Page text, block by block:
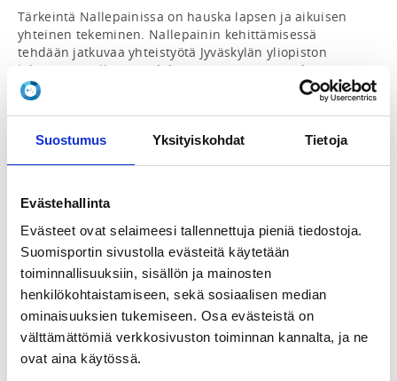
Suostumus Yksityiskohdat Tietoja
Evästehallinta
Evästeet ovat selaimeesi tallennettuja pieniä tiedostoja.
Suomisportin sivustolla evästeitä käytetään
toiminnallisuuksiin, sisällön ja mainosten
henkilökohtaistamiseen, sekä sosiaalisen median
ominaisuuksien tukemiseen. Osa evästeistä on
välttämättömiä verkkosivuston toiminnan kannalta, ja ne
ovat aina käytössä.
Tärkeintä Nallepainissa on hauska lapsen ja aikuisen
yhteinen tekeminen. Nallepainin kehittämisessä
tehdään jatkuvaa yhteistyötä Jyväskylän yliopiston
liikuntatieteellisen tiedekunnan asiantuntijoiden
kanssa yhdistäen lapsiperheiden arkitarpeet
uusimpaan liikuntapedagogiseen näkemykseen.
Nallepaini kehittää lapsen motoriikkaa monipuolisesti,
läheisyyttä ja yhteenkuuluvuutta. Nallepainia
suositellaan noin 2-4-vuotiaille. Yli 4 vuotiaat voivat
osallistua myös 4-7-vuotiaille tarkoitettuun
Nassikkapainiin, jossa vanhempi voi halutessaan myös
tehdä mukana.
Nallepainissa on yhteensä seitsemän ryhmää viikossa.
Toivomme, että osallistutte pääsääntöisesti oman
ryhmänne harjoituksiin. Muiden ryhmien
harjoituksissa voi kuitenkin vierailla, jos aikataulut
estävät jonain viikkona osallistumisen omaan ryhmään.